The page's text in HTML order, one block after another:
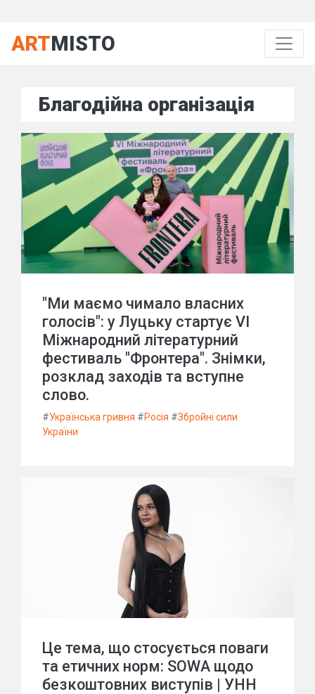
ARTMISTO
Благодійна організація
"Ми маємо чимало власних
голосів": у Луцьку стартує VI
Міжнародний літературний
фестиваль "Фронтера". Знімки,
розклад заходів та вступне
слово.
#Українська гривня #Росія #Збройні сили
України
Це тема, що стосується поваги
та етичних норм: SOWA щодо
безкоштовних виступів | УНН